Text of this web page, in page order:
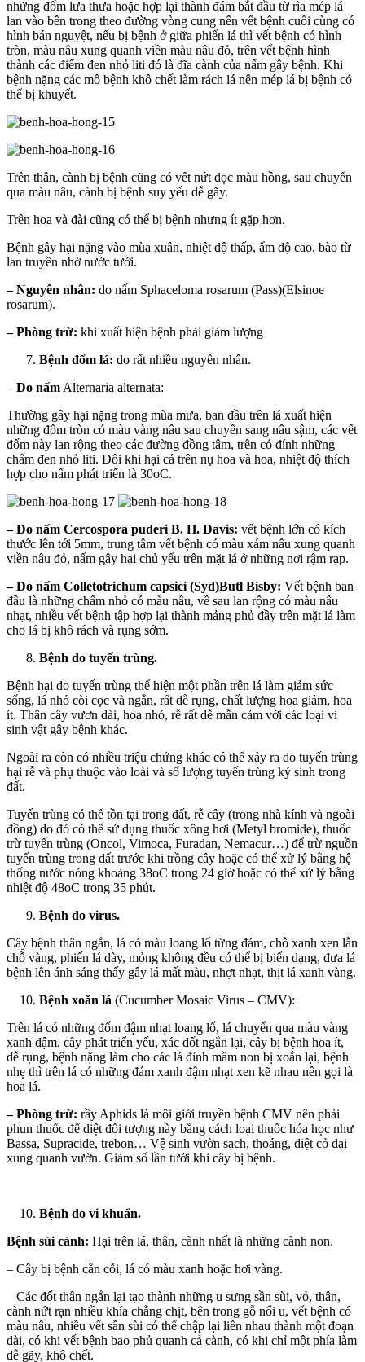
những đốm lưa thưa hoặc hợp lại thành đám bắt đầu từ rìa mép lá
lan vào bên trong theo đường vòng cung nên vết bệnh cuối cùng có
hình bán nguyệt, nếu bị bệnh ở giữa phiến lá thì vết bệnh có hình
tròn, màu nâu xung quanh viền màu nâu đỏ, trên vết bệnh hình
thành các điểm đen nhỏ liti đó là đĩa cành của nấm gây bệnh. Khi
bệnh nặng các mô bệnh khô chết làm rách lá nên mép lá bị bệnh có
thể bị khuyết.
Trên thân, cành bị bệnh cũng có vết nứt dọc màu hồng, sau chuyển
qua màu nâu, cành bị bệnh suy yếu dễ gãy.
Trên hoa và đài cũng có thể bị bệnh nhưng ít gặp hơn.
Bệnh gây hại nặng vào mùa xuân, nhiệt độ thấp, ẩm độ cao, bào từ
lan truyền nhờ nước tưới.
– Nguyên nhân: do nấm Sphaceloma rosarum (Pass)(Elsinoe
rosarum).
– Phòng trừ: khi xuất hiện bệnh phải giảm lượng
Bệnh đốm lá: do rất nhiều nguyên nhân.
– Do nấm Alternaria alternata:
Thường gây hại nặng trong mùa mưa, ban đầu trên lá xuất hiện
những đốm tròn có màu vàng nâu sau chuyển sang nâu sậm, các vết
đốm này lan rộng theo các đường đồng tâm, trên có đính những
chấm đen nhỏ liti. Đôi khi hại cả trên nụ hoa và hoa, nhiệt độ thích
hợp cho nấm phát triển là 30oC.
– Do nấm Cercospora puderi B. H. Davis: vết bệnh lớn có kích
thước lên tới 5mm, trung tâm vết bệnh có màu xám nâu xung quanh
viền nâu đỏ, nấm gây hại chủ yếu trên mặt lá ở những nơi rậm rạp.
– Do nấm Colletotrichum capsici (Syd)Butl Bisby: Vết bệnh ban
đầu là những chấm nhỏ có màu nâu, về sau lan rộng có màu nâu
nhạt, nhiều vết bệnh tập hợp lại thành mảng phủ đầy trên mặt lá làm
cho lá bị khô rách và rụng sớm.
Bệnh do tuyến trùng.
Bệnh hại do tuyến trùng thể hiện một phần trên lá làm giảm sức
sống, lá nhỏ còi cọc và ngắn, rất dễ rụng, chất lượng hoa giảm, hoa
ít. Thân cây vươn dài, hoa nhỏ, rễ rất dễ mẫn cảm với các loại vi
sinh vật gây bệnh khác.
Ngoài ra còn có nhiều triệu chứng khác có thể xảy ra do tuyến trùng
hại rễ và phụ thuộc vào loài và số lượng tuyến trùng ký sinh trong
đất.
Tuyến trùng có thể tồn tại trong đất, rễ cây (trong nhà kính và ngoài
đồng) do đó có thể sử dụng thuốc xông hơi (Metyl bromide), thuốc
trừ tuyến trùng (Oncol, Vimoca, Furadan, Nemacur…) để trừ nguồn
tuyến trùng trong đất trước khi trồng cây hoặc có thể xử lý bằng hệ
thống nước nóng khoảng 38oC trong 24 giờ hoặc có thể xử lý bằng
nhiệt độ 48oC trong 35 phút.
Bệnh do virus.
Cây bệnh thân ngắn, lá có màu loang lổ từng đám, chỗ xanh xen lẫn
chỗ vàng, phiến lá dày, mỏng không đều có thể bị biến dạng, đưa lá
bệnh lên ánh sáng thấy gây lá mất màu, nhợt nhạt, thịt lá xanh vàng.
Bệnh xoăn lá (Cucumber Mosaic Virus – CMV):
Trên lá có những đốm đậm nhạt loang lổ, lá chuyển qua màu vàng
xanh đậm, cây phát triển yếu, xác đốt ngắn lại, cây bị bệnh hoa ít,
dễ rụng, bệnh nặng làm cho các lá đỉnh mầm non bị xoắn lại, bệnh
nhẹ thì trên lá có những đám xanh đậm nhạt xen kẽ nhau nên gọi là
hoa lá.
– Phòng trừ: rầy Aphids là môi giới truyền bệnh CMV nên phải
phun thuốc để diệt đối tượng này bằng cách loại thuốc hóa học như
Bassa, Supracide, trebon… Vệ sinh vườn sạch, thoáng, diệt cỏ dại
xung quanh vườn. Giảm số lần tưới khi cây bị bệnh.
Bệnh do vi khuẩn.
Bệnh sùi cành: Hại trên lá, thân, cành nhất là những cành non.
– Cây bị bệnh cằn cỗi, lá có màu xanh hoặc hơi vàng.
– Các đốt thân ngắn lại tạo thành những u sưng sần sùi, vỏ, thân,
cành nứt rạn nhiều khía chằng chịt, bên trong gỗ nổi u, vết bệnh có
màu nâu, nhiều vết sần sùi có thể chập lại liền nhau thành một đoạn
dài, có khi vết bệnh bao phủ quanh cả cành, có khi chỉ một phía làm
dễ gãy, khô chết.